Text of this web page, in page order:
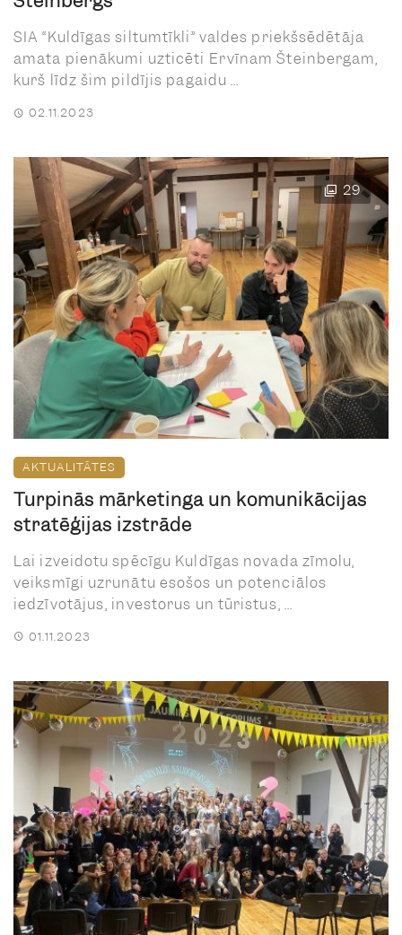
SIA “Kuldīgas siltumtīkli” valdes priekšsēdētāja
amata pienākumi uzticēti Ervīnam Šteinbergam,
kurš līdz šim pildījis pagaidu ...
02.11.2023
29
AKTUALITĀTES
Turpinās mārketinga un komunikācijas
stratēģijas izstrāde
Lai izveidotu spēcīgu Kuldīgas novada zīmolu,
veiksmīgi uzrunātu esošos un potenciālos
iedzīvotājus, investorus un tūristus, ...
01.11.2023